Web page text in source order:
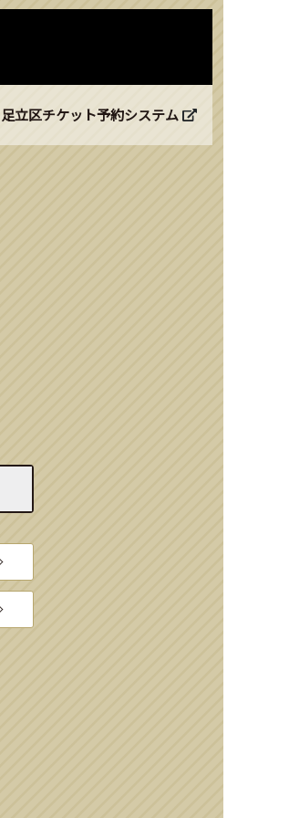
足立区チケット予約システム